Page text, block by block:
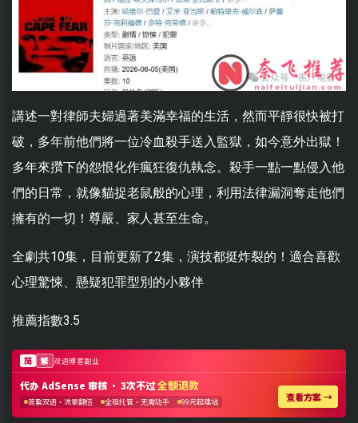
講述一對律師夫婦過著美滿幸福的生活，然而平靜很快被打
破，多年前他們將一位冷血殺手送入監獄，如今意外出獄！
多年來攢下的怨恨化作瘋狂復仇執念。殺手一點一點侵入他
們的日常，就像貓捉老鼠般的心理，利用法律漏洞奪走他們
擁有的一切！尊嚴、家人甚至生命。
全劇共10集，目前更新了2集，演技都挺炸裂的！適合喜歡
心理驚悚、懸疑犯罪型別的小夥伴
推薦指數3.5